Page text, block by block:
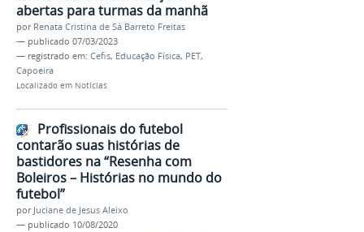
abertas para turmas da manhã
por Renata Cristina de Sá Barreto Freitas
— publicado 07/03/2023
— registrado em: Cefis, Educação Física, PET,
Capoeira
Localizado em Notícias
Profissionais do futebol
contarão suas histórias de
bastidores na “Resenha com
Boleiros – Histórias no mundo do
futebol”
por Juciane de Jesus Aleixo
— publicado 10/08/2020